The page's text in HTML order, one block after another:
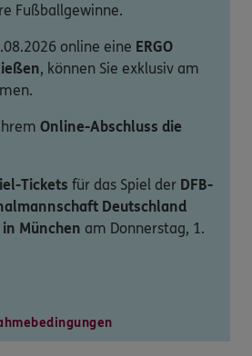
Fußballgewinne.
online eine ERGO
, können Sie exklusiv am
Online-Abschluss die
Tickets für das Spiel der DFB-
Deutschland
München am Donnerstag, 1.